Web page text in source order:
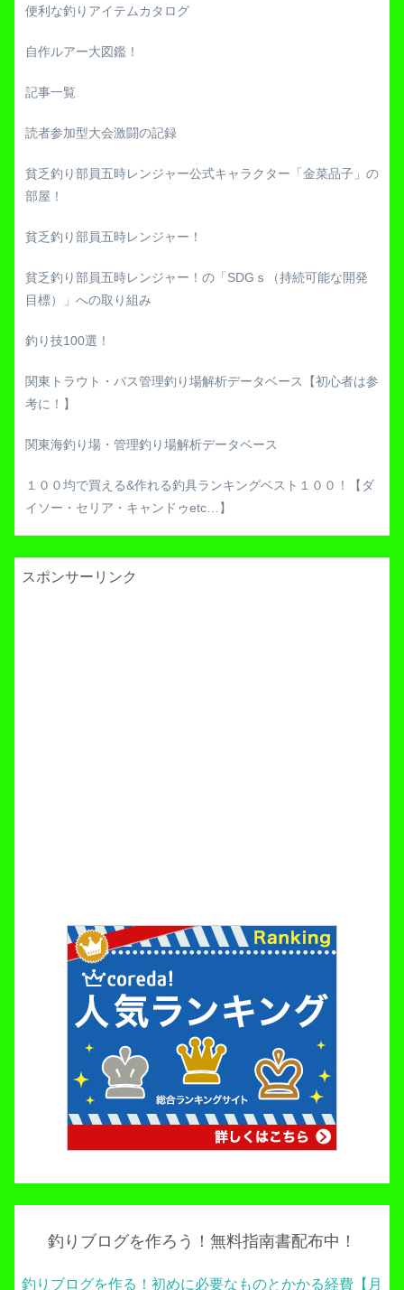
便利な釣りアイテムカタログ
自作ルアー大図鑑！
記事一覧
読者参加型大会激闘の記録
貧乏釣り部員五時レンジャー公式キャラクター「金菜品子」の
部屋！
貧乏釣り部員五時レンジャー！
貧乏釣り部員五時レンジャー！の「SDGｓ（持続可能な開発
目標）」への取り組み
釣り技100選！
関東トラウト・バス管理釣り場解析データベース【初心者は参
考に！】
関東海釣り場・管理釣り場解析データベース
１００均で買える&作れる釣具ランキングベスト１００！【ダ
イソー・セリア・キャンドゥetc…】
スポンサーリンク
釣りブログを作ろう！無料指南書配布中！
釣りブログを作る！初めに必要なものとかかる経費【月